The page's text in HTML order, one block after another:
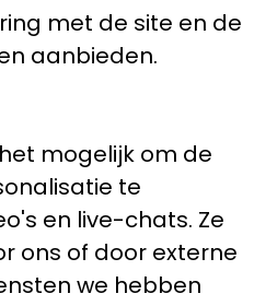
met de site en de
aanbieden.
mogelijk om de
te
en live-chats. Ze
ons of door externe
we hebben